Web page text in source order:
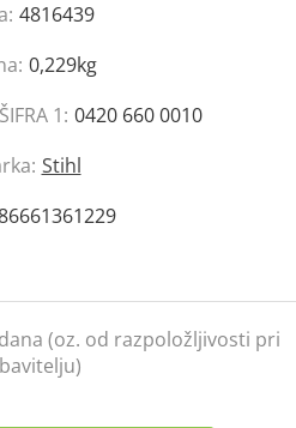
4816439
0,229kg
1: 0420 660 0010
Stihl
(oz. od razpoložljivosti pri